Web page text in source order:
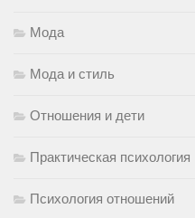
Мода
Мода и стиль
Отношения и дети
Практическая психология
Психология отношений